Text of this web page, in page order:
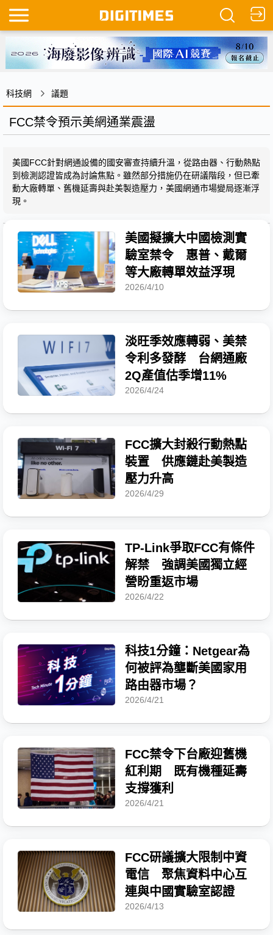
科技網 議題
FCC禁令預示美網通業震盪
美國FCC針對網通設備的國安審查持續升溫，從路由器、行動熱點
到檢測認證皆成為討論焦點。雖然部分措施仍在研議階段，但已牽
動大廠轉單、舊機延壽與赴美製造壓力，美國網通市場變局逐漸浮
現。
美國擬擴大中國檢測實
驗室禁令 惠普、戴爾
等大廠轉單效益浮現
2026/4/10
淡旺季效應轉弱、美禁
令利多發酵 台網通廠
2Q產值估季增11%
2026/4/24
FCC擴大封殺行動熱點
裝置 供應鏈赴美製造
壓力升高
2026/4/29
TP-Link爭取FCC有條件
解禁 強調美國獨立經
營盼重返市場
2026/4/22
科技1分鐘：Netgear為
何被評為壟斷美國家用
路由器市場？
2026/4/21
FCC禁令下台廠迎舊機
紅利期 既有機種延壽
支撐獲利
2026/4/21
FCC研議擴大限制中資
電信 聚焦資料中心互
連與中國實驗室認證
2026/4/13